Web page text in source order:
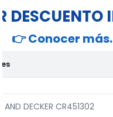
👉 Conocer
AND DECKER CR451302